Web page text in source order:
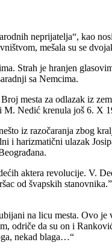
neprijatelja“, kao
mešala su se
Strah je hranjen
sa Nemcima.
mesta za odlazak iz
Nedić krenula još 6. X
iz razočaranja zbog
harizmatični ulazak
aktera revolucije. V.
od švapskih
na licu mesta. Ovo
odriče da su on i
nekad blaga…“